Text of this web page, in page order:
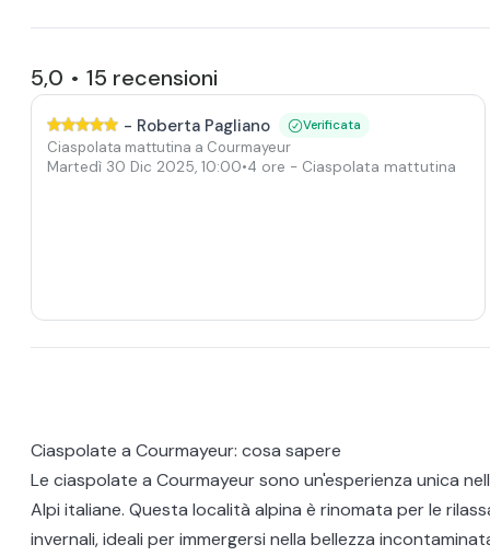
5,0 • 15 recensioni
- Roberta Pagliano Verificata
Ciaspolata mattutina a Courmayeur
Martedì 30 Dic 2025, 10:00•4 ore - Ciaspolata mattutina
Ciaspolate a Courmayeur: cosa sapere
Le ciaspolate a Courmayeur sono un'esperienza unica
Alpi italiane. Questa località alpina è rinomata per le
invernali, ideali per immergersi nella bellezza